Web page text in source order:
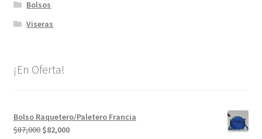
Bolsos
Viseras
¡En Oferta!
Bolso Raquetero/Paletero Francia
$87,000 El
$82,000El